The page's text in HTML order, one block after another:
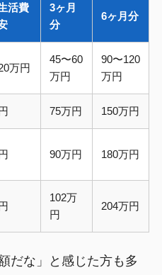
活費
3ヶ月
分
6ヶ月分
万円
45〜60
万円
90〜120
万円
75万円 150万円
90万円 180万円
102万
円
204万円
だな」と感じた方も多